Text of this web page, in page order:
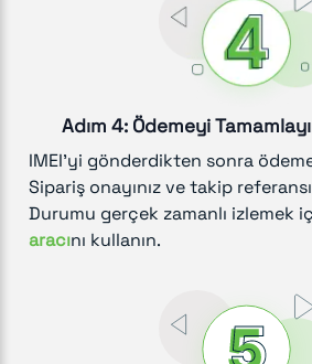
Adım 4: Ödemeyi
IMEI'yi gönderdikten sonra
Sipariş onayınız ve takip
Durumu gerçek zamanlı izlemek
aracını kullanın.